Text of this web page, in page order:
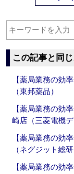
この記事と同
【薬局業務の効
（東邦薬品）
【薬局業務の効
崎店（三菱電機
【薬局業務の効
（ネグジット総研
【薬局業務の効